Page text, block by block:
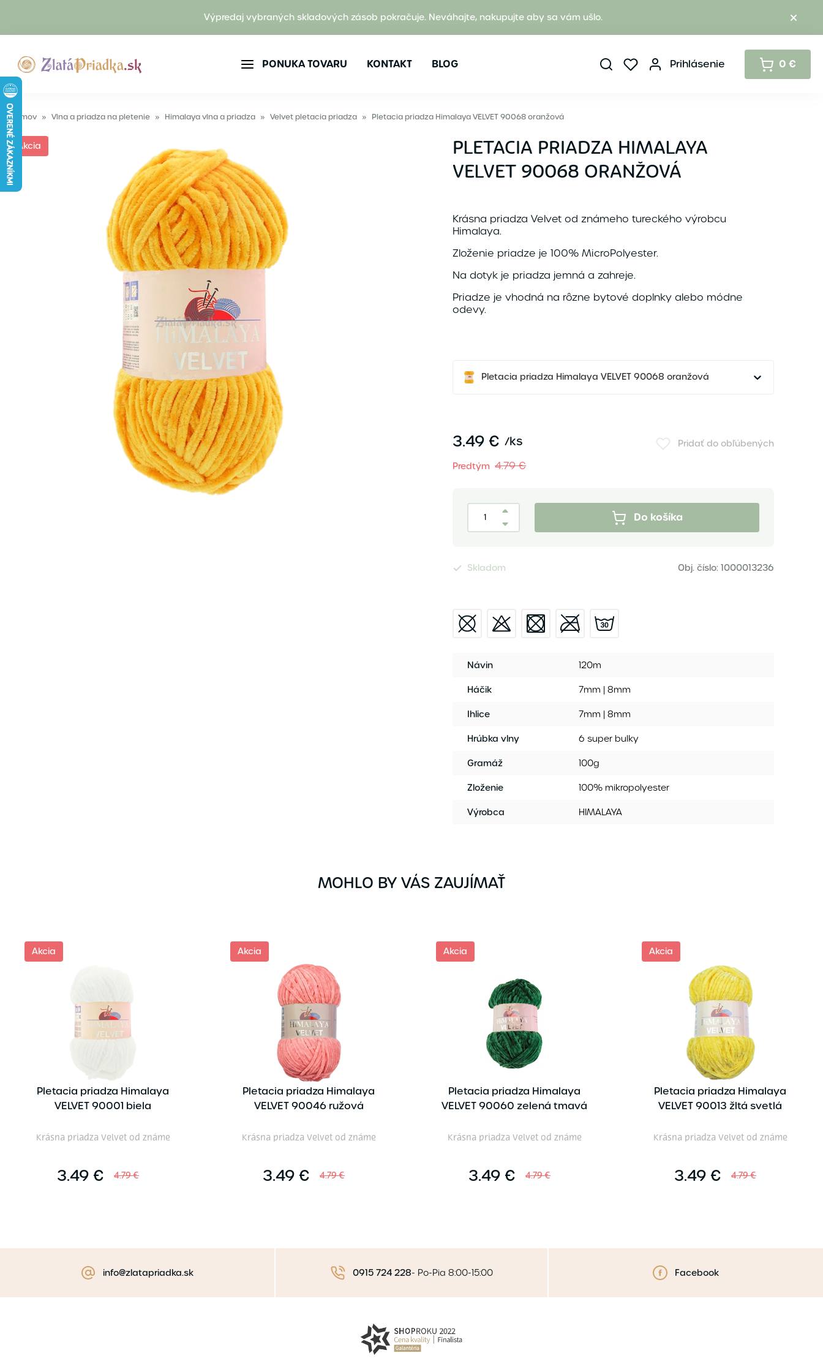
Výpredaj vybraných skladových zásob pokračuje. Neváhajte, nakupujte aby sa vám ušlo.
PONUKA TOVARU KONTAKT BLOG Prihlásenie 0 €
Domov » Vlna a priadza na pletenie » Himalaya vlna a priadza » Velvet pletacia priadza » Pletacia priadza Himalaya VELVET 90068 oranžová
Akcia
PLETACIA PRIADZA HIMALAYA
VELVET 90068 ORANŽOVÁ
Krásna priadza Velvet od známeho tureckého výrobcu
Himalaya.
Zloženie priadze je 100% MicroPolyester.
Na dotyk je priadza jemná a zahreje.
Priadze je vhodná na rôzne bytové doplnky alebo módne
odevy.
Pletacia priadza Himalaya VELVET 90068 oranžová
3.49 € /ks
Pridať do obľúbených
Predtým 4.79 €
Do košíka
Skladom Obj. číslo: 1000013236
Návin
120m
Háčik
7mm | 8mm
Ihlice
7mm | 8mm
Hrúbka vlny
6 super bulky
Gramáž
100g
Zloženie
100% mikropolyester
Výrobca
HIMALAYA
MOHLO BY VÁS ZAUJÍMAŤ
Akcia
Pletacia priadza Himalaya
VELVET 90001 biela
Krásna priadza Velvet od známe
3.49 € 4.79 €
Akcia
Pletacia priadza Himalaya
VELVET 90046 ružová
Krásna priadza Velvet od známe
3.49 € 4.79 €
Akcia
Pletacia priadza Himalaya
VELVET 90060 zelená tmavá
Krásna priadza Velvet od známe
3.49 € 4.79 €
Akcia
Pletacia priadza Himalaya
VELVET 90013 žltá svetlá
Krásna priadza Velvet od známe
3.49 € 4.79 €
info@zlatapriadka.sk 0915 724 228- Po-Pia 8:00-15:00 Facebook